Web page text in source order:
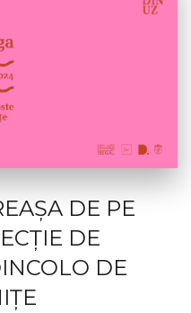
DE PE
DE
DE